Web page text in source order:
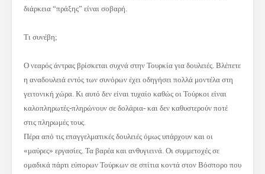
διάρκεια “πράξης” είναι σοβαρή.
Τι συνέβη;
Ο νεαρός άντρας βρίσκεται συχνά στην Τουρκία για δουλειές. Βλέπετε
η αναδουλειά εντός των συνόρων έχει οδηγήσει πολλά μοντέλα στη
γειτονική χώρα. Κι αυτό δεν είναι τυχαίο καθώς οι Τούρκοι είναι
καλοπληρωτές-πληρώνουν σε δολάρια- και δεν καθυστερούν ποτέ
στις πληρωμές τους.
Πέρα από τις επαγγελματικές δουλειές όμως υπάρχουν και οι
«μαύρες» εργασίες. Τα βαρέα και ανθυγιεινά. Οι συμμετοχές σε
ομαδικά πάρτι εύπορων Τούρκων σε σπίτια κοντά στον Βόσπορο που